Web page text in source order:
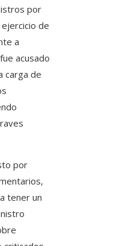
por
de
a
acusado
carga de
por
tener un